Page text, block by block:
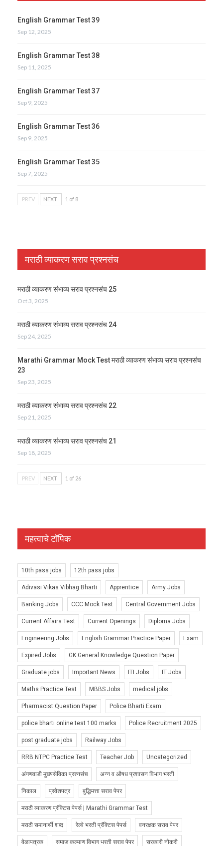
English Grammar Test 39
Sep 12, 2025
English Grammar Test 38
Sep 11, 2025
English Grammar Test 37
Sep 9, 2025
English Grammar Test 36
Sep 9, 2025
English Grammar Test 35
Sep 7, 2025
PREV NEXT 1 of 8
मराठी व्याकरण सराव प्रश्नसंच
मराठी व्याकरण संभाव्य सराव प्रश्नसंच 25
Oct 3, 2025
मराठी व्याकरण संभाव्य सराव प्रश्नसंच 24
Sep 24, 2025
Marathi Grammar Mock Test मराठी व्याकरण संभाव्य सराव प्रश्नसंच
23
Sep 23, 2025
मराठी व्याकरण संभाव्य सराव प्रश्नसंच 22
Sep 21, 2025
मराठी व्याकरण संभाव्य सराव प्रश्नसंच 21
Sep 18, 2025
PREV NEXT 1 of 26
महत्वाचे टॉपिक
10th pass jobs 12th pass jobs
Adivasi Vikas Vibhag Bharti Apprentice Army Jobs
Banking Jobs CCC Mock Test Central Government Jobs
Current Affairs Test Current Openings Diploma Jobs
Engineering Jobs English Grammar Practice Paper Exam
Expired Jobs GK General Knowledge Question Paper
Graduate jobs Important News ITI Jobs IT Jobs
Maths Practice Test MBBS Jobs medical jobs
Pharmacist Question Paper Police Bharti Exam
police bharti online test 100 marks Police Recruitment 2025
post graduate jobs Railway Jobs
RRB NTPC Practice Test Teacher Job Uncategorized
अंगणवाडी मुख्यसेविका प्रश्नसंच अन्न व औषध प्रशासन विभाग भरती
निकाल प्रवेशपत्र बुद्धिमत्ता सराव पेपर
मराठी व्याकरण प्रॅक्टिस पेपर्स | Marathi Grammar Test
मराठी समानार्थी शब्द रेल्वे भरती प्रॅक्टिस पेपर्स वनरक्षक सराव पेपर
वेळापत्रक समाज कल्याण विभाग भरती सराव पेपर सरकारी नौकरी